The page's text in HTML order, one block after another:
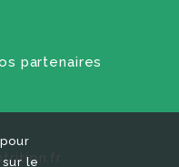
partenaires
le